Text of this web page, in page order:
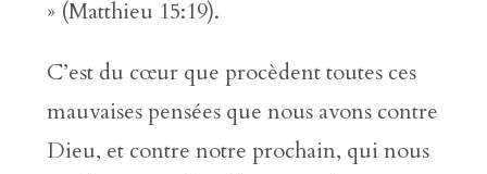
» (Matthieu 15:19).
C’est du cœur que procèdent toutes ces
mauvaises pensées que nous avons contre
Dieu, et contre notre prochain, qui nous